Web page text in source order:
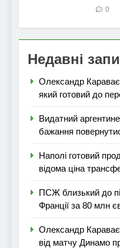
0
Недавні
Олександр
який готовий до
Видатний
бажання
Наполі готовий
відома ціна
ПСЖ близький до
Франції за 80 млн
Олександр
від матчу Динамо